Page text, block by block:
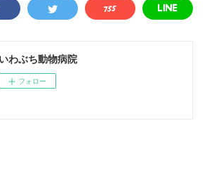
いわぶち動物病院
フォロー